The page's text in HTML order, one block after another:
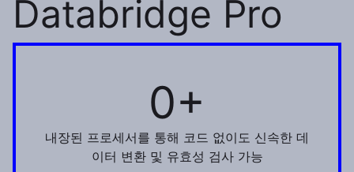
Databridge Pro
0+
내장된 프로세서를 통해 코드 없이도 신속한 데
이터 변환 및 유효성 검사 가능